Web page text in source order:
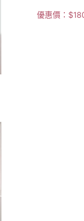
優惠價： $